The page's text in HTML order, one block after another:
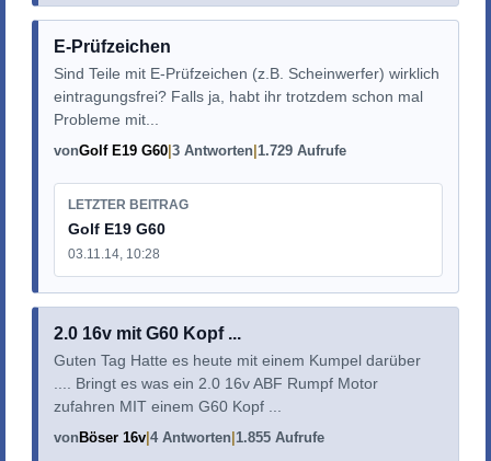
E-Prüfzeichen
Sind Teile mit E-Prüfzeichen (z.B. Scheinwerfer) wirklich
eintragungsfrei? Falls ja, habt ihr trotzdem schon mal
Probleme mit...
vonGolf E19 G60 3 Antworten 1.729 Aufrufe
LETZTER BEITRAG
Golf E19 G60
03.11.14, 10:28
2.0 16v mit G60 Kopf ...
Guten Tag Hatte es heute mit einem Kumpel darüber
.... Bringt es was ein 2.0 16v ABF Rumpf Motor
zufahren MIT einem G60 Kopf ...
vonBöser 16v 4 Antworten 1.855 Aufrufe